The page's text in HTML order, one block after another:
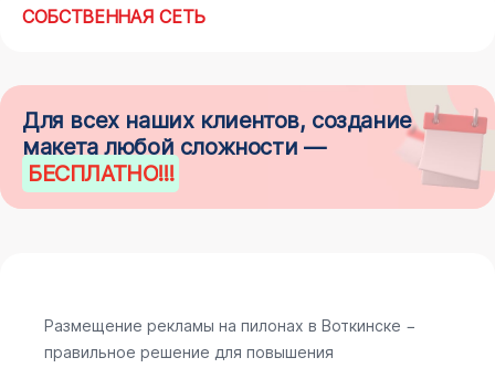
СОБСТВЕННАЯ СЕТЬ
Для всех наших клиентов, создание
макета любой сложности —
БЕСПЛАТНО!!!
Размещение рекламы на пилонах в Воткинске −
правильное решение для повышения